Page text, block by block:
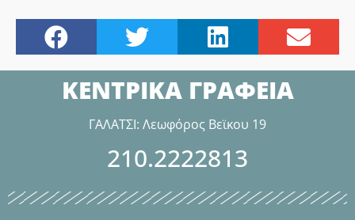
ΚΕΝΤΡΙΚΑ ΓΡΑΦΕΙΑ
ΓΑΛΑΤΣΙ: Λεωφόρος Βεϊκου 19
210.2222813